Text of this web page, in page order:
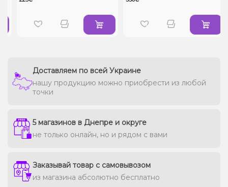
Доставляем по всей Украине
нашу продукцию можно приобрести из любой
точки
5 магазинов в Днепре и округе
не только онлайн, но и рядом с вами
Заказывай товар с самовывозом
из магазина абсолютно бесплатно